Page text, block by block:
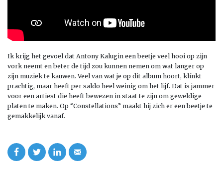
Ik krijg het gevoel dat Antony Kalugin een beetje veel hooi op zijn
vork neemt en beter de tijd zou kunnen nemen om wat langer op
zijn muziek te kauwen. Veel van wat je op dit album hoort, klínkt
prachtig, maar heeft per saldo heel weinig om het lijf. Dat is jammer
voor een artiest die heeft bewezen in staat te zijn om geweldige
platen te maken. Op “Constellations” maakt hij zich er een beetje te
gemakkelijk vanaf.